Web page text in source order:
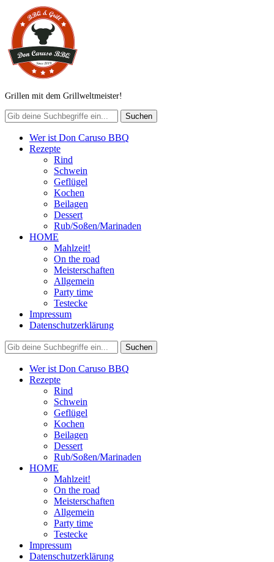
Grillen mit dem Grillweltmeister!
Wer ist Don Caruso BBQ
Rezepte
Rind
Schwein
Geflügel
Kochen
Beilagen
Dessert
Rub/Soßen/Marinaden
HOME
Mahlzeit!
On the road
Meisterschaften
Allgemein
Party time
Testecke
Impressum
Datenschutzerklärung
Wer ist Don Caruso BBQ
Rezepte
Rind
Schwein
Geflügel
Kochen
Beilagen
Dessert
Rub/Soßen/Marinaden
HOME
Mahlzeit!
On the road
Meisterschaften
Allgemein
Party time
Testecke
Impressum
Datenschutzerklärung